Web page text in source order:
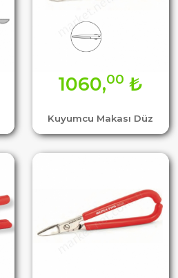
Kuyumcu Makası Düz
1060,00 ₺